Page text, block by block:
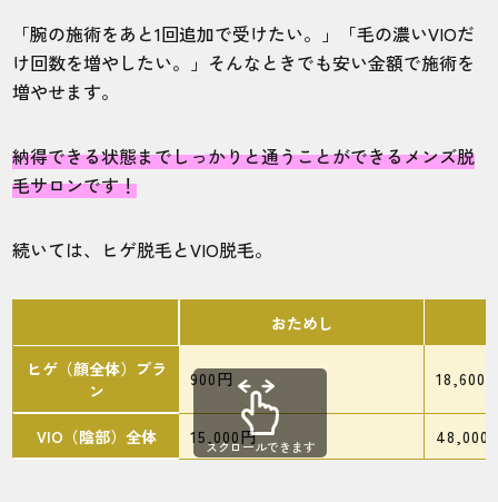
「腕の施術をあと1回追加で受けたい。」「毛の濃いVIOだ
け回数を増やしたい。」そんなときでも安い金額で施術を
増やせます。
納得できる状態までしっかりと通うことができるメンズ脱
毛サロンです！
続いては、ヒゲ脱毛とVIO脱毛。
おためし
ヒゲ（顔全体）プラ
ン
900円 18,600
VIO（陰部）全体 15,000円 48,000
スクロールできます